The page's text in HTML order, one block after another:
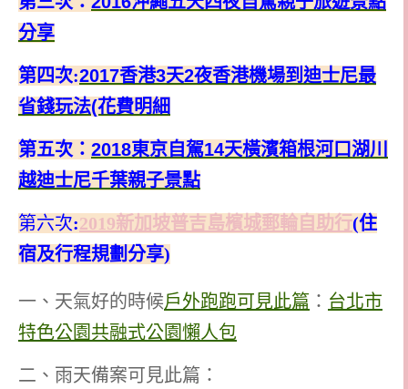
分享
第四次:2017香港3天2夜香港機場到迪士尼最
省錢玩法(花費明細
第五次： 2018東京自駕14天橫濱箱根河口湖川
越迪士尼千葉親子景點
第六次:2019新加坡普吉島檳城郵輪自助行(住
宿及行程規劃分享)
一、天氣好的時候戶外跑跑可見此篇 ： 台北市
特色公園共融式公園懶人包
二、雨天備案可見此篇：